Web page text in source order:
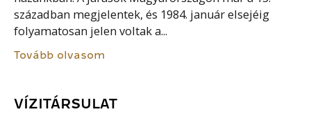
században megjelentek, és 1984. január elsejéig
folyamatosan jelen voltak a...
Tovább olvasom
VÍZITÁRSULAT